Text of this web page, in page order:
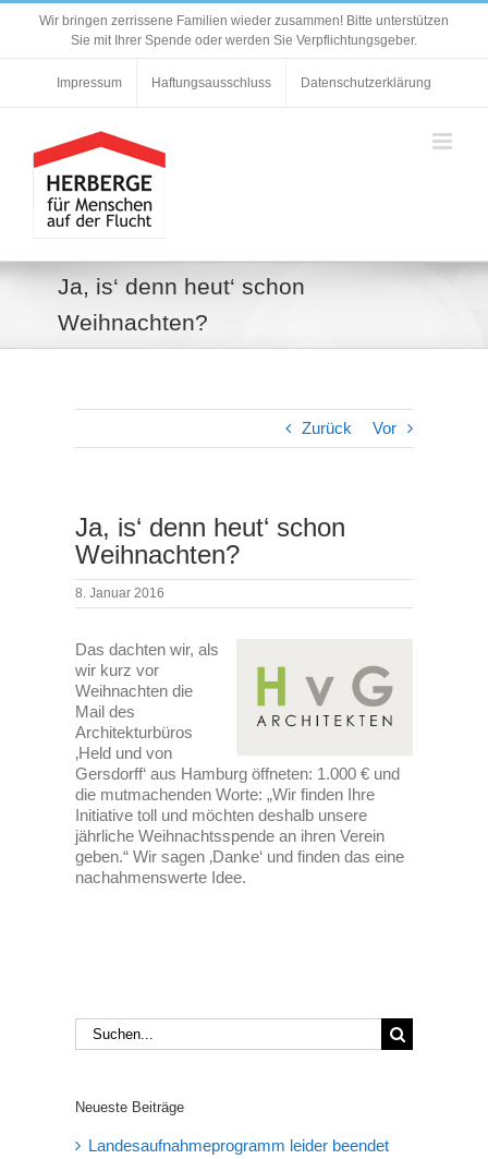
Zum
Wir bringen zerrissene Familien wieder zusammen! Bitte unterstützen
Sie mit Ihrer Spende oder werden Sie Verpflichtungsgeber.
Impressum Haftungsausschluss Datenschutzerklärung
Ja, is‘ denn heut‘ schon
Weihnachten?
Zurück Vor
Ja, is‘ denn heut‘ schon
Weihnachten?
8. Januar 2016
Das dachten wir, als
wir kurz vor
Weihnachten die
Mail des
Architekturbüros
‚Held und von
Gersdorff‘ aus Hamburg öffneten: 1.000 € und
die mutmachenden Worte: „Wir finden Ihre
Initiative toll und möchten deshalb unsere
jährliche Weihnachtsspende an ihren Verein
geben.“ Wir sagen ‚Danke‘ und finden das eine
nachahmenswerte Idee.
Suche
nach:
Neueste Beiträge
Landesaufnahmeprogramm leider beendet